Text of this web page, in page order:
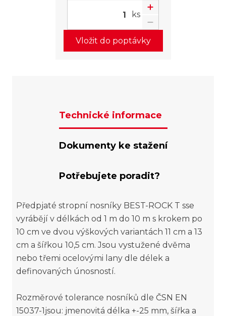
ks
Vložit do poptávky
Technické informace
Dokumenty ke stažení
Potřebujete poradit?
Předpjaté stropní nosníky BEST-ROCK T sse
vyrábějí v délkách od 1 m do 10 m s krokem po
10 cm ve dvou výškových variantách 11 cm a 13
cm a šířkou 10,5 cm. Jsou vystužené dvěma
nebo třemi ocelovými lany dle délek a
definovaných únosností.
Rozměrové tolerance nosníků dle ČSN EN
15037-1jsou: jmenovitá délka +-25 mm, šířka a